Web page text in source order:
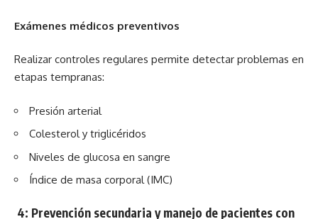
Exámenes médicos preventivos
Realizar controles regulares permite detectar problemas en
etapas tempranas:
Presión arterial
Colesterol y triglicéridos
Niveles de glucosa en sangre
Índice de masa corporal (IMC)
4: Prevención secundaria y manejo de pacientes con